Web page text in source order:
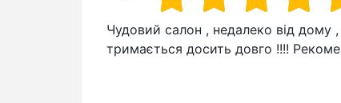
Чудовий салон , недалеко від дому
тримається досить довго !!!!